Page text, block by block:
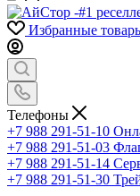
Избранные
Телефоны
+7 988 291-51-10
+7 988 291-51-03
+7 988 291-51-14
+7 988 291-51-30